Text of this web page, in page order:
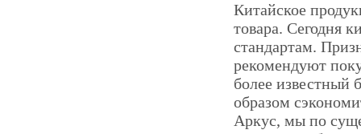
Китайское
товара. Сегодня
стандартам.
рекомендуют
более известный
образом
Аркус, мы по